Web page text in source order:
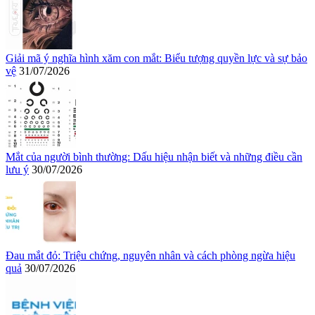
Giải mã ý nghĩa hình xăm con mắt: Biểu tượng quyền lực và sự bảo
vệ 31/07/2026
Mắt của người bình thường: Dấu hiệu nhận biết và những điều cần
lưu ý 30/07/2026
Đau mắt đỏ: Triệu chứng, nguyên nhân và cách phòng ngừa hiệu
quả 30/07/2026